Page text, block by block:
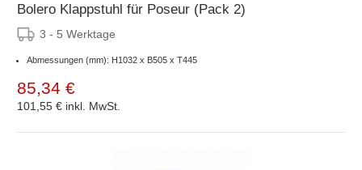
Bolero Klappstuhl für Poseur (Pack 2)
3 - 5 Werktage
Abmessungen (mm): H1032 x B505 x T445
85,34 €
101,55 € inkl. MwSt.